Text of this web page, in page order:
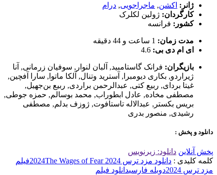
ژانر: اکشن, ماجراجویی, درام
کارگردان: ژولین لکلرک
کشور: فرانسه
مدت زمان: 1 ساعت و 44 دقیقه
ای ام دی بی: 4.6
بازیگران: فرانک گاستامبید, آلبان لنوار , سوفیان زرمانی, آنا
ژیراردو, بکاری دیومبرا , آسترید وتنال, آلکا ماتوا , سارا آفچین,
غیتا بردای, ربیع کتی, عبدالرحمن براردی, ربیع بن‌جهیل,
مصطفی مخاده, عادل ابطوراب, محمد بوسالم, حمزه جوطی,
بریس بکستر , عبدالاله تاستافوت, ژوزف بدلم, مصطفی
رشیدی, منصور بدری
دانلود و پخش :
پخش آنلاین دانلود: زیرنویس
کلمه کلیدی : دانلود مزد ترس 2024 The Wages of Fear 2024
فیلم
مزد ترس 2024
دوبله فارسیدانلود فیلم